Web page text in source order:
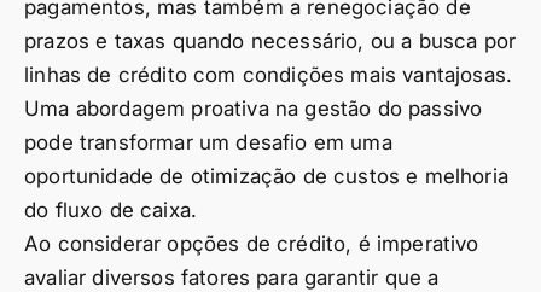
pagamentos, mas também a renegociação de
prazos e taxas quando necessário, ou a busca por
linhas de crédito com condições mais vantajosas.
Uma abordagem proativa na gestão do passivo
pode transformar um desafio em uma
oportunidade de otimização de custos e melhoria
do fluxo de caixa.
Ao considerar opções de crédito, é imperativo
avaliar diversos fatores para garantir que a